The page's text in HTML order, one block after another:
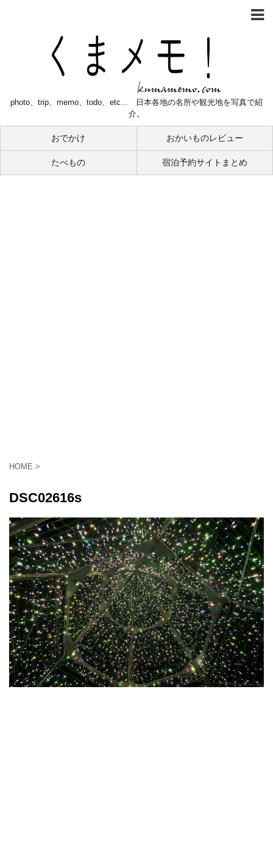
photo、trip、memo、todo、etc... 日本各地の名所や観光地を写真で紹
介。
おでかけ おかいものレビュー
たべもの 宿泊予約サイトまとめ
HOME >
DSC02616s